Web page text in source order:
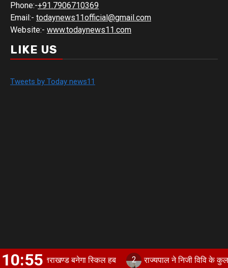
Phone:-+91.7906710369
Email:- todaynews11official@gmail.com
Website:- www.todaynews11.com
LIKE US
Tweets by Today news11
10:55बनेगा स्किल हब 2 राज्यपाल ने निजी विवि के कुलपतियों से